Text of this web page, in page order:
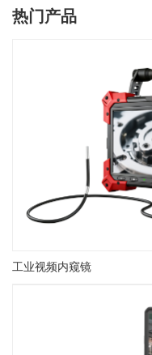
热门产品
工业视频内窥镜